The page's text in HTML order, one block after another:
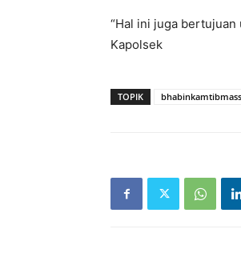
“Hal ini juga
Kapolsek
TOPIK